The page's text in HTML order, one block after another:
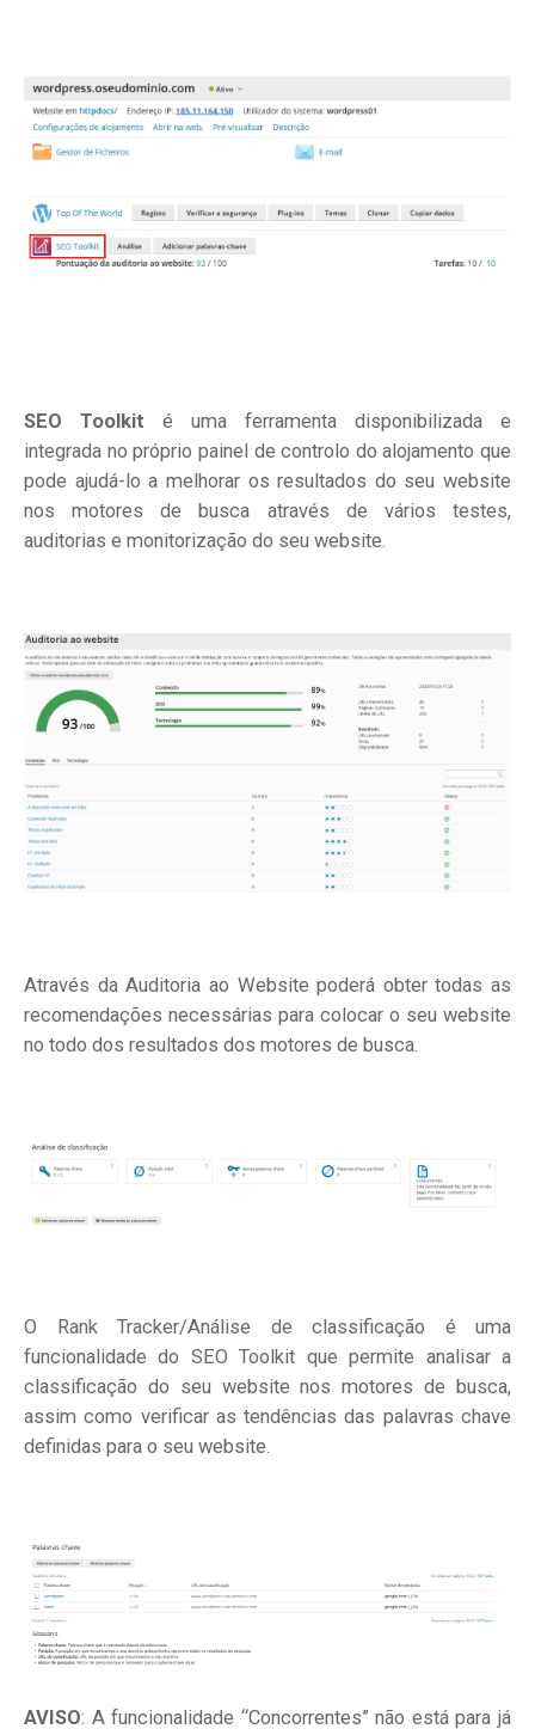
SEO Toolkit é uma ferramenta disponibilizada e
integrada no próprio painel de controlo do alojamento que
pode ajudá-lo a melhorar os resultados do seu website
nos motores de busca através de vários testes,
auditorias e monitorização do seu website.
Através da Auditoria ao Website poderá obter todas as
recomendações necessárias para colocar o seu website
no todo dos resultados dos motores de busca.
O Rank Tracker/Análise de classificação é uma
funcionalidade do SEO Toolkit que permite analisar a
classificação do seu website nos motores de busca,
assim como verificar as tendências das palavras chave
definidas para o seu website.
AVISO: A funcionalidade “Concorrentes” não está para já